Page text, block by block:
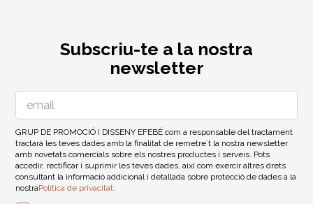
Subscriu-te a la nostra
newsletter
GRUP DE PROMOCIÓ I DISSENY EFEBÉ com a responsable del tractament
tractarà les teves dades amb la finalitat de remetre´t la nostra newsletter
amb novetats comercials sobre els nostres productes i serveis. Pots
accedir, rectificar i suprimir les teves dades, així com exercir altres drets
consultant la informació addicional i detallada sobre protecció de dades a la
nostraPolitica de privacitat.